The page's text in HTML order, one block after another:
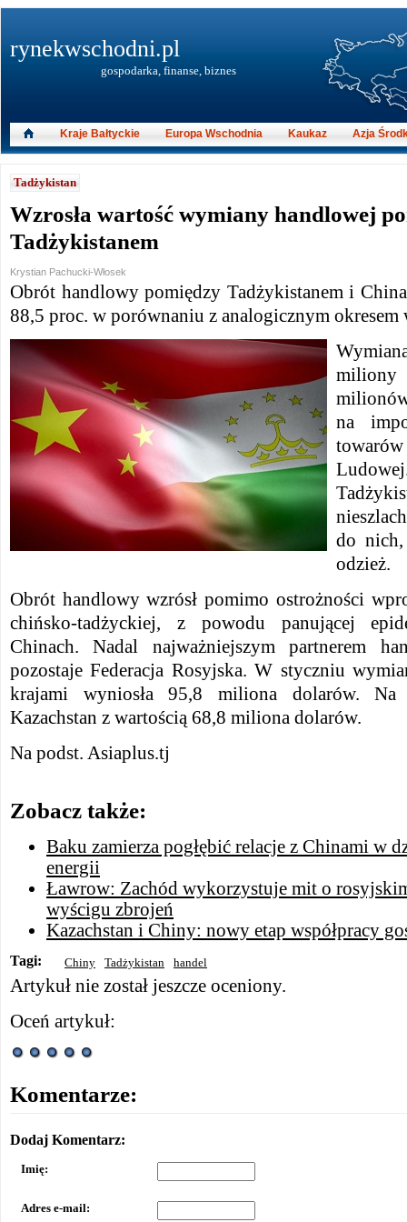
Tadżykistan
Wzrosła wartość wymiany handlowej
Tadżykistanem
Krystian Pachucki-Włosek
Obrót handlowy pomiędzy Tadżykistanem i
88,5 proc. w porównaniu z analogicznym
miliony
na
do nich,
odzież.
Obrót handlowy wzrósł pomimo ostrożności
chińsko-tadżyckiej, z powodu panującej
Chinach. Nadal najważniejszym partnerem
pozostaje Federacja Rosyjska. W styczniu
krajami wyniosła 95,8 miliona dolarów. Na
Kazachstan z wartością 68,8 miliona dolarów.
Na podst. Asiaplus.tj
Zobacz także:
Baku zamierza pogłębić relacje z Chinami w
energii
Ławrow: Zachód wykorzystuje mit o
wyścigu zbrojeń
Kazachstan i Chiny: nowy etap współpracy
Tagi: Chiny Tadżykistan handel
Artykuł nie został jeszcze oceniony.
Oceń artykuł:
Komentarze:
Dodaj Komentarz:
Imię:
Adres e-mail:
rynekwschodni.pl
gospodarka, finanse, biznes
Kraje Bałtyckie Europa Wschodnia Kaukaz Azja